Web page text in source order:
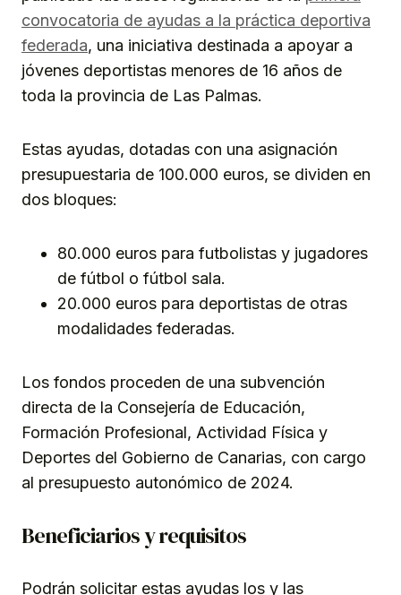
convocatoria de ayudas a la práctica deportiva
federada, una iniciativa destinada a apoyar a
jóvenes deportistas menores de 16 años de
toda la provincia de Las Palmas.
Estas ayudas, dotadas con una asignación
presupuestaria de 100.000 euros, se dividen en
dos bloques:
80.000 euros para futbolistas y jugadores
de fútbol o fútbol sala.
20.000 euros para deportistas de otras
modalidades federadas.
Los fondos proceden de una subvención
directa de la Consejería de Educación,
Formación Profesional, Actividad Física y
Deportes del Gobierno de Canarias, con cargo
al presupuesto autonómico de 2024.
Beneficiarios y requisitos
Podrán solicitar estas ayudas los y las